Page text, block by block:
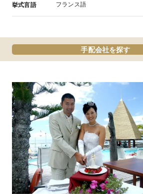
挙式言語 フランス語
手配会社を探す